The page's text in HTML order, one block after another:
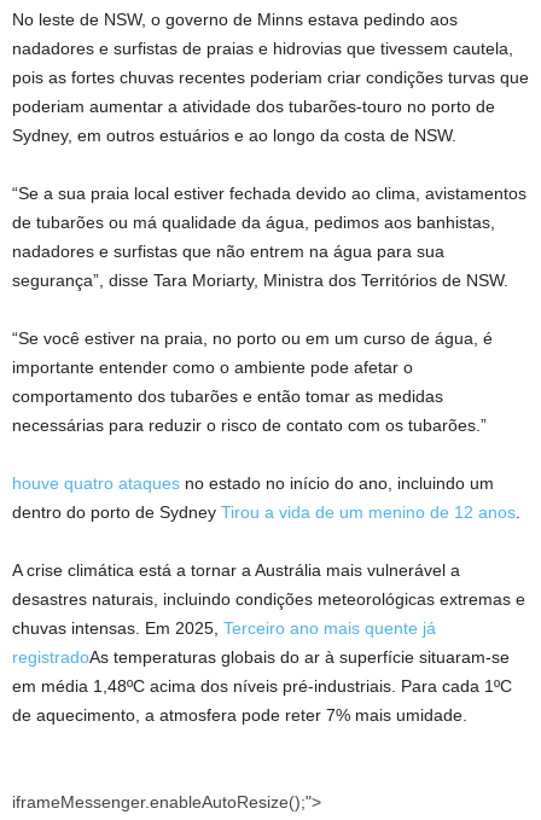
No leste de NSW, o governo de Minns estava pedindo aos
nadadores e surfistas de praias e hidrovias que tivessem cautela,
pois as fortes chuvas recentes poderiam criar condições turvas que
poderiam aumentar a atividade dos tubarões-touro no porto de
Sydney, em outros estuários e ao longo da costa de NSW.
“Se a sua praia local estiver fechada devido ao clima, avistamentos
de tubarões ou má qualidade da água, pedimos aos banhistas,
nadadores e surfistas que não entrem na água para sua
segurança”, disse Tara Moriarty, Ministra dos Territórios de NSW.
“Se você estiver na praia, no porto ou em um curso de água, é
importante entender como o ambiente pode afetar o
comportamento dos tubarões e então tomar as medidas
necessárias para reduzir o risco de contato com os tubarões.”
houve quatro ataques no estado no início do ano, incluindo um
dentro do porto de Sydney Tirou a vida de um menino de 12 anos
A crise climática está a tornar a Austrália mais vulnerável a
desastres naturais, incluindo condições meteorológicas extremas e
chuvas intensas. Em 2025, Terceiro ano mais quente já
registradoAs temperaturas globais do ar à superfície situaram-se
em média 1,48ºC acima dos níveis pré-industriais. Para cada 1ºC
de aquecimento, a atmosfera pode reter 7% mais umidade.
iframeMessenger.enableAutoResize();">